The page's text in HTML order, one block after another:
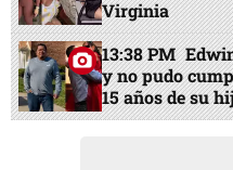
Virginia
13:38 PM
y no pudo
15 años de su